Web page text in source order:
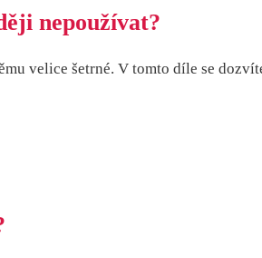
nepoužívat?
velice šetrné. V tomto díle se